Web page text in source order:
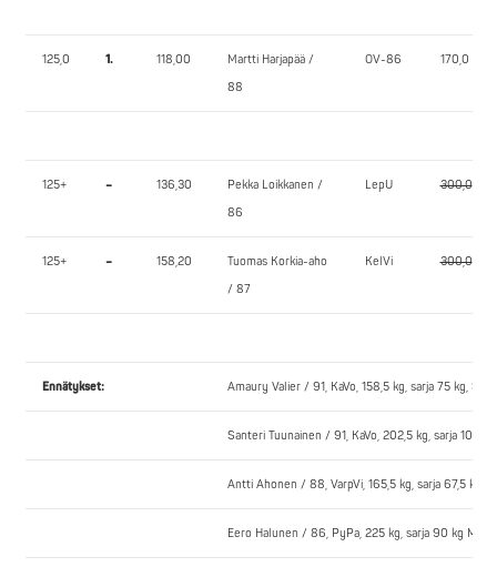
125,0 1. 118,00
Martti Harjapää /
88
OV-86 170,0
125+ – 136,30
Pekka Loikkanen /
86
LepU 300,0
125+ – 158,20
Tuomas Korkia-aho
/ 87
KelVi 300,0
Ennätykset: Amaury Valier / 91, KaVo, 158,5 kg, sarja 75 kg,
Santeri Tuunainen / 91, KaVo, 202,5 kg, sarja 100
Antti Ahonen / 88, VarpVi, 165,5 kg, sarja 67,5 kg
Eero Halunen / 86, PyPa, 225 kg, sarja 90 kg M23